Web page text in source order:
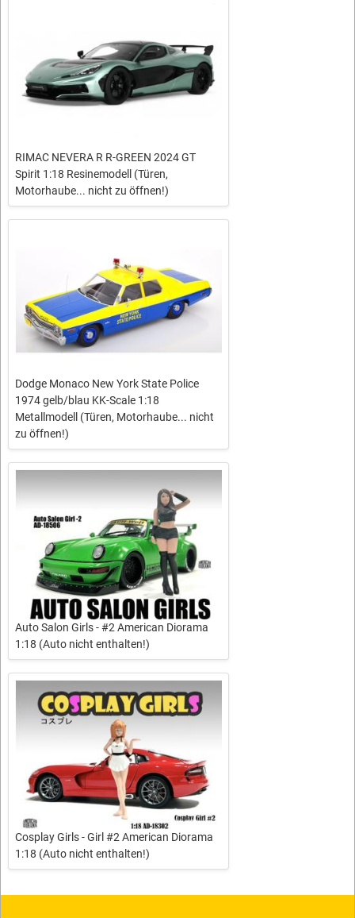
RIMAC NEVERA R R-GREEN 2024 GT
Spirit 1:18 Resinemodell (Türen,
Motorhaube... nicht zu öffnen!)
Dodge Monaco New York State Police
1974 gelb/blau KK-Scale 1:18
Metallmodell (Türen, Motorhaube... nicht
zu öffnen!)
Auto Salon Girls - #2 American Diorama
1:18 (Auto nicht enthalten!)
Cosplay Girls - Girl #2 American Diorama
1:18 (Auto nicht enthalten!)